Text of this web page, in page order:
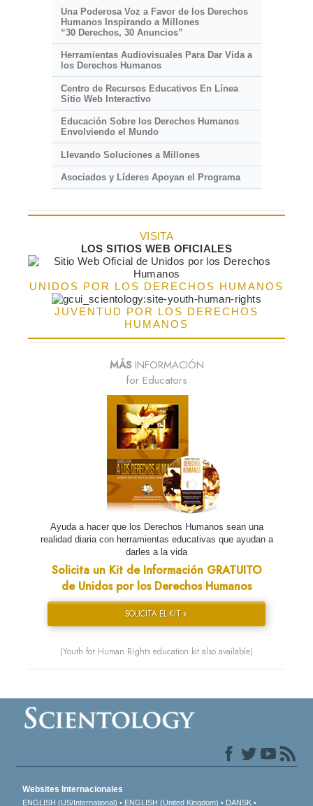
Una Poderosa Voz a Favor de los Derechos
Humanos Inspirando a Millones
“30 Derechos, 30 Anuncios”
Herramientas Audiovisuales Para Dar Vida a
los Derechos Humanos
Centro de Recursos Educativos En Línea
Sitio Web Interactivo
Educación Sobre los Derechos Humanos
Envolviendo el Mundo
Llevando Soluciones a Millones
Asociados y Líderes Apoyan el Programa
VISITA
LOS SITIOS WEB OFICIALES
UNIDOS POR LOS DERECHOS HUMANOS
JUVENTUD POR LOS DERECHOS
HUMANOS
MÁSINFORMACIÓN
for Educators
Ayuda a hacer que los Derechos Humanos sean una
realidad diaria con herramientas educativas que ayudan a
darles a la vida
Solicita un Kit de Información GRATUITO
de Unidos por los Derechos Humanos
SOLICITA EL KIT »
(Youth for Human Rights education kit also available)
Websites Internacionales
ENGLISH (US/International) ENGLISH (United Kingdom) DANSK